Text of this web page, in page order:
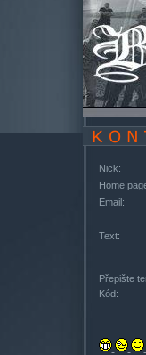
Nick:
Home
Email:
Text:
Přepište
Kód: